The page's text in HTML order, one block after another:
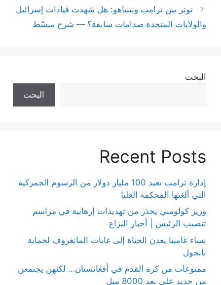
توتر بين ترامب ونتنياهو: هل شهدت قيادات إسرائيل
والولايات المتحدة صدامات سابقة؟ — شرح مبسّط
البحث
البحث
Recent Posts
إدارة ترامب تعيد 100 مليار دولار من الرسوم الجمركية
التي ألغتها المحكمة العليا
وزير كولومبي يحذر من تهديدات إرهابية في مراسم
تنصيب الرئيس | أخبار النزاع
نساء غامبيا يعدن الحياة إلى غابات المانغروف لحماية
بانجول
ممنوعات من كرة القدم في أفغانستان… لكنهن يجتمعن
من جديد على بعد 8000 ميل